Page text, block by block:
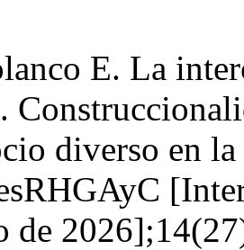
E. La
diverso en
de